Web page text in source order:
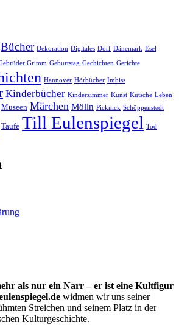
Bücher Dekoration Digitales Dorf Dänemark Esel
Grimm Geburtstag Gechichten Gerichte
Hannover Hörbücher Imbiss
Kinderbücher Kinderzimmer Kunst Kutsche Leben
Museen Märchen Mölln Picknick Schöppenstedt
Taufe Till Eulenspiegel Tod
als nur ein Narr – er ist eine Kultfigur
widmen wir uns seiner
Streichen und seinem Platz in der
Kulturgeschichte.